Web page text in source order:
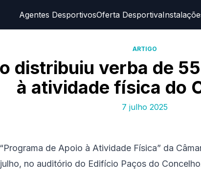
Agentes DesportivosOferta Desportiva
ARTIGO
distribuiu verba de
à atividade física do
7 julho 2025
de Apoio à Atividade Física” da
no auditório do Edifício Paços do